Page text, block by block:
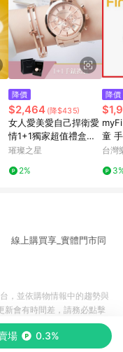
降價
$2,464 (降$435)
女人愛美愛自己捍衛愛
情1+1獨家超值禮盒手
錶鈦鋼手環二件組【W
璀璨之星
2%
降價
童
孩
台灣
購買享_實體門市同
場 0.3%
，並依購物情報中的趨勢與
新會有時間差，請務必點擊
一切資訊以合作廠商網頁為